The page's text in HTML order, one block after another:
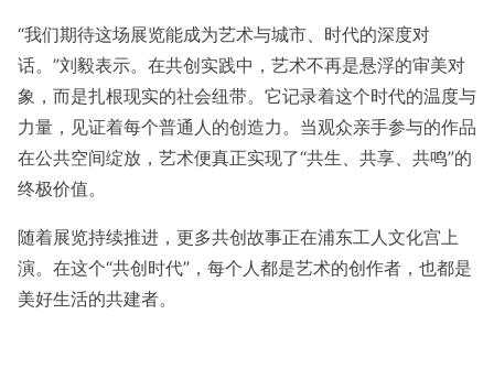
“我们期待这场展览能成为艺术与城市、时代的深度对
话。”刘毅表示。在共创实践中，艺术不再是悬浮的审美对
象，而是扎根现实的社会纽带。它记录着这个时代的温度与
力量，见证着每个普通人的创造力。当观众亲手参与的作品
在公共空间绽放，艺术便真正实现了“共生、共享、共鸣”的
终极价值。
随着展览持续推进，更多共创故事正在浦东工人文化宫上
演。在这个“共创时代”，每个人都是艺术的创作者，也都是
美好生活的共建者。